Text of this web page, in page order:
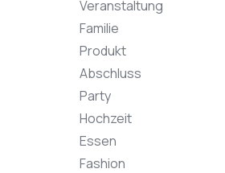
Veranstaltung
Familie
Produkt
Abschluss
Party
Hochzeit
Essen
Fashion